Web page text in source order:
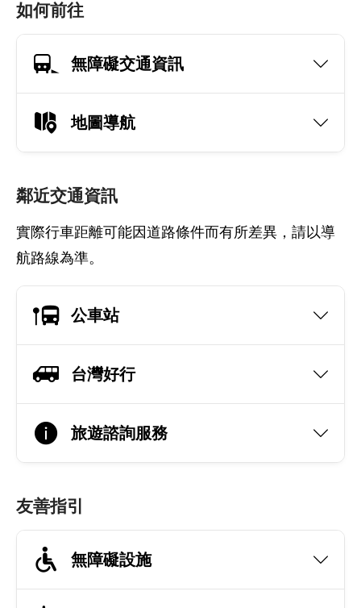
如何前往
無障礙交通資訊
地圖導航
鄰近交通資訊
實際行車距離可能因道路條件而有所差異，請以導
航路線為準。
公車站
台灣好行
旅遊諮詢服務
友善指引
無障礙設施